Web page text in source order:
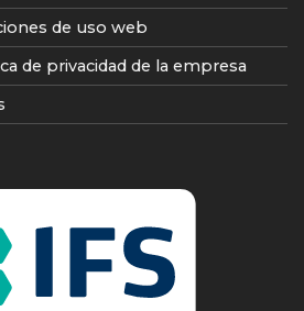
de uso web
de privacidad de la empresa